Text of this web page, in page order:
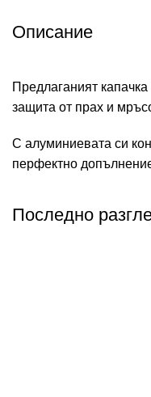
Описание
Предлаганият
защита от прах и
С алуминиевата си
перфектно
Последно